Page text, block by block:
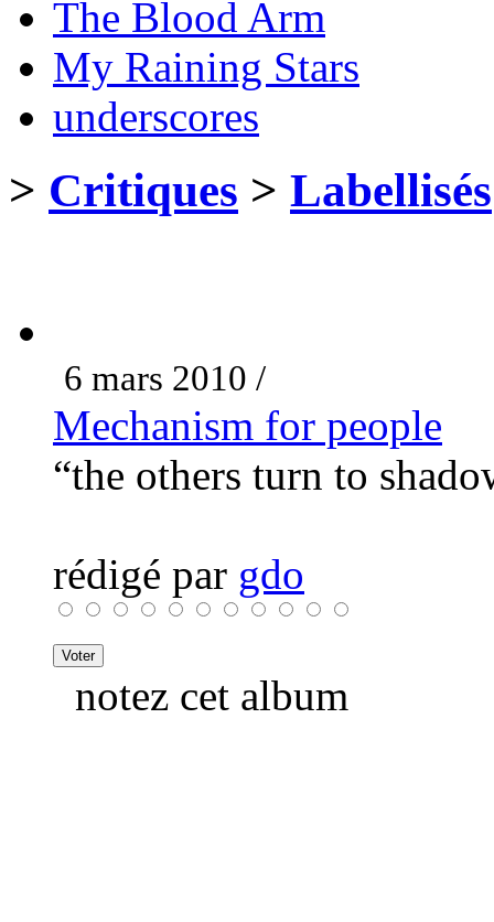
The Blood Arm
My Raining Stars
underscores
> Critiques > Labellisés
6 mars 2010 /
Mechanism for people
“the others turn to
rédigé par gdo
notez cet album